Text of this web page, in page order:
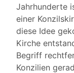
Jahrhunderte
einer
diese Idee
Kirche
Begriff
Konzilien